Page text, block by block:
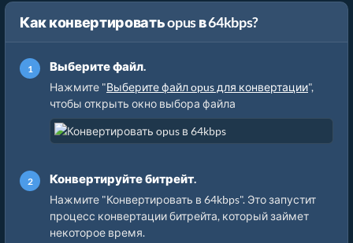
Как конвертировать opus в 64kbps?
Выберите файл.
Нажмите "Выберите файл opus для конвертации",
чтобы открыть окно выбора файла
Конвертируйте битрейт.
Нажмите "Конвертировать в 64kbps". Это запустит
процесс конвертации битрейта, который займет
некоторое время.